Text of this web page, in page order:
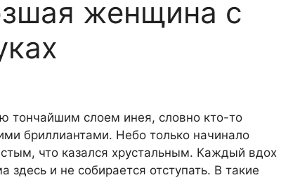
женщина с
тончайшим слоем инея, словно кто-то
бриллиантами. Небо только начинало
что казался хрустальным. Каждый вдох
и не собирается отступать. В такие